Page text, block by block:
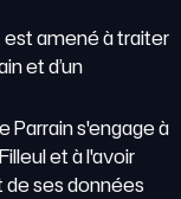
amené à traiter
et d’un
s'engage à
et à l'avoir
ses données